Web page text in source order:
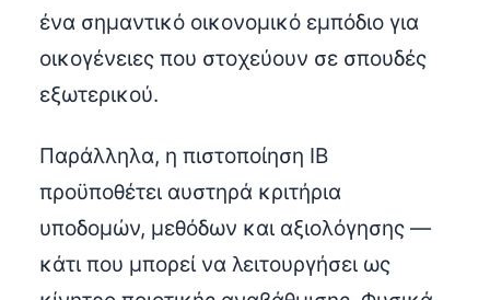
ένα σημαντικό οικονομικό εμπόδιο για
οικογένειες που στοχεύουν σε σπουδές
εξωτερικού.
Παράλληλα, η πιστοποίηση IB
προϋποθέτει αυστηρά κριτήρια
υποδομών, μεθόδων και αξιολόγησης —
κάτι που μπορεί να λειτουργήσει ως